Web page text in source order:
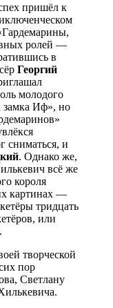
пришёл к
ролей —
в
Георгий
молодого
замка Иф», но
сниматься, и
. Однако же,
всё же
короля
картинах —
тридцать
или
творческой
пор
Светлану